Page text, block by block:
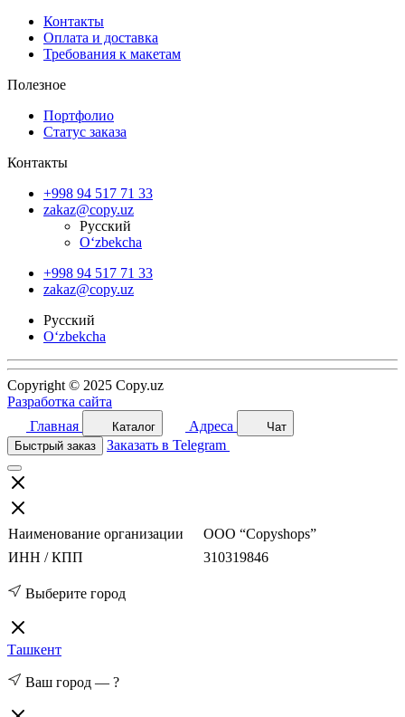
Контакты
Оплата и доставка
Требования к макетам
Полезное
Портфолио
Статус заказа
Контакты
+998 94 517 71 33
zakaz@copy.uz
Русский
O‘zbekcha
+998 94 517 71 33
zakaz@copy.uz
Русский
O‘zbekcha
Copyright © 2025 Copy.uz
Разработка сайта
Главная
Каталог Адреса
Чат
Быстрый заказ
Заказать в Telegram
Наименование организации
ООО “Copyshops”
ИНН / КПП
310319846
Выберите город
Ташкент
Ваш город — ?